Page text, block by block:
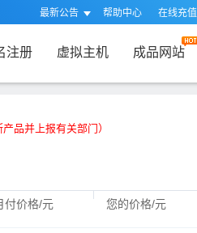
最新公告 帮助中心 在线充值
注册 虚拟主机 成品网站
品并上报有关部门）
付价格/元 您的价格/元